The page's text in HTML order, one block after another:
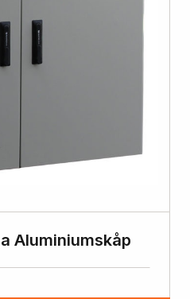
Aluminiumskåp